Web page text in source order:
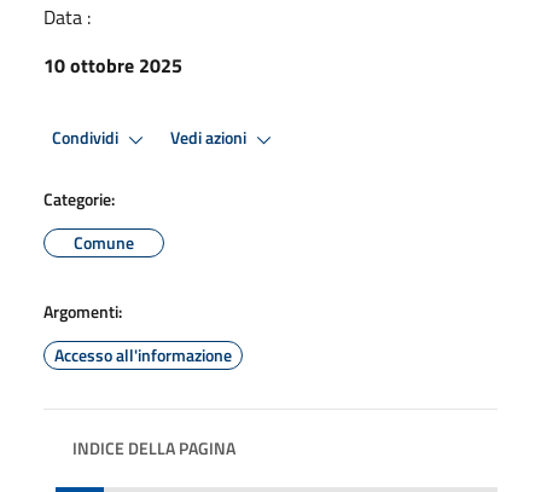
Data :
10 ottobre 2025
Condividi Vedi azioni
Categorie:
Comune
Argomenti:
Accesso all'informazione
INDICE DELLA PAGINA